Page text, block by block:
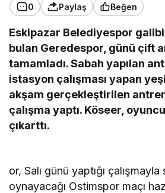
0 Paylaş Beğen
Eskipazar Belediyespor
bulan Geredespor, günü çift
tamamladı. Sabah yapılan
istasyon çalışması yapan
akşam gerçekleştirilen
çalışma yaptı. Köseer,
çıkarttı.
or, Salı günü yaptığı çalışmayla
oynayacağı Ostimspor maçı